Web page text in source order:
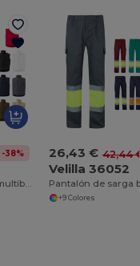
-38%
Chaleco acolchado multibolsillos (220g/m²), en poliéster (100%)
26,43 € 42,44 €
Velilla 36052
+9 Colores